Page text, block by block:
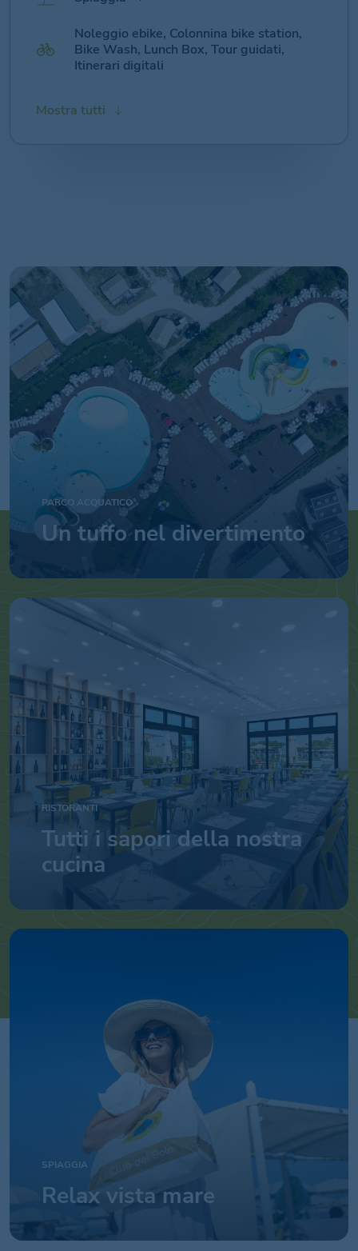
Noleggio ebike, Colonnina bike station,
Bike Wash, Lunch Box, Tour guidati,
Itinerari digitali
Ping Pong
Market, Bazar
Lavanderia a Gettoni
Area Wi-Fi
Monetica
Dog Wash, Istruttore cinofilo
Area Fitness all’aria aperta
Escursioni
Padel
Club del Sole 4 Family
Mostra tutti
PARCO ACQUATICO
Un tuffo nel divertimento
RISTORANTI
Tutti i sapori della nostra
cucina
SPIAGGIA
Relax vista mare